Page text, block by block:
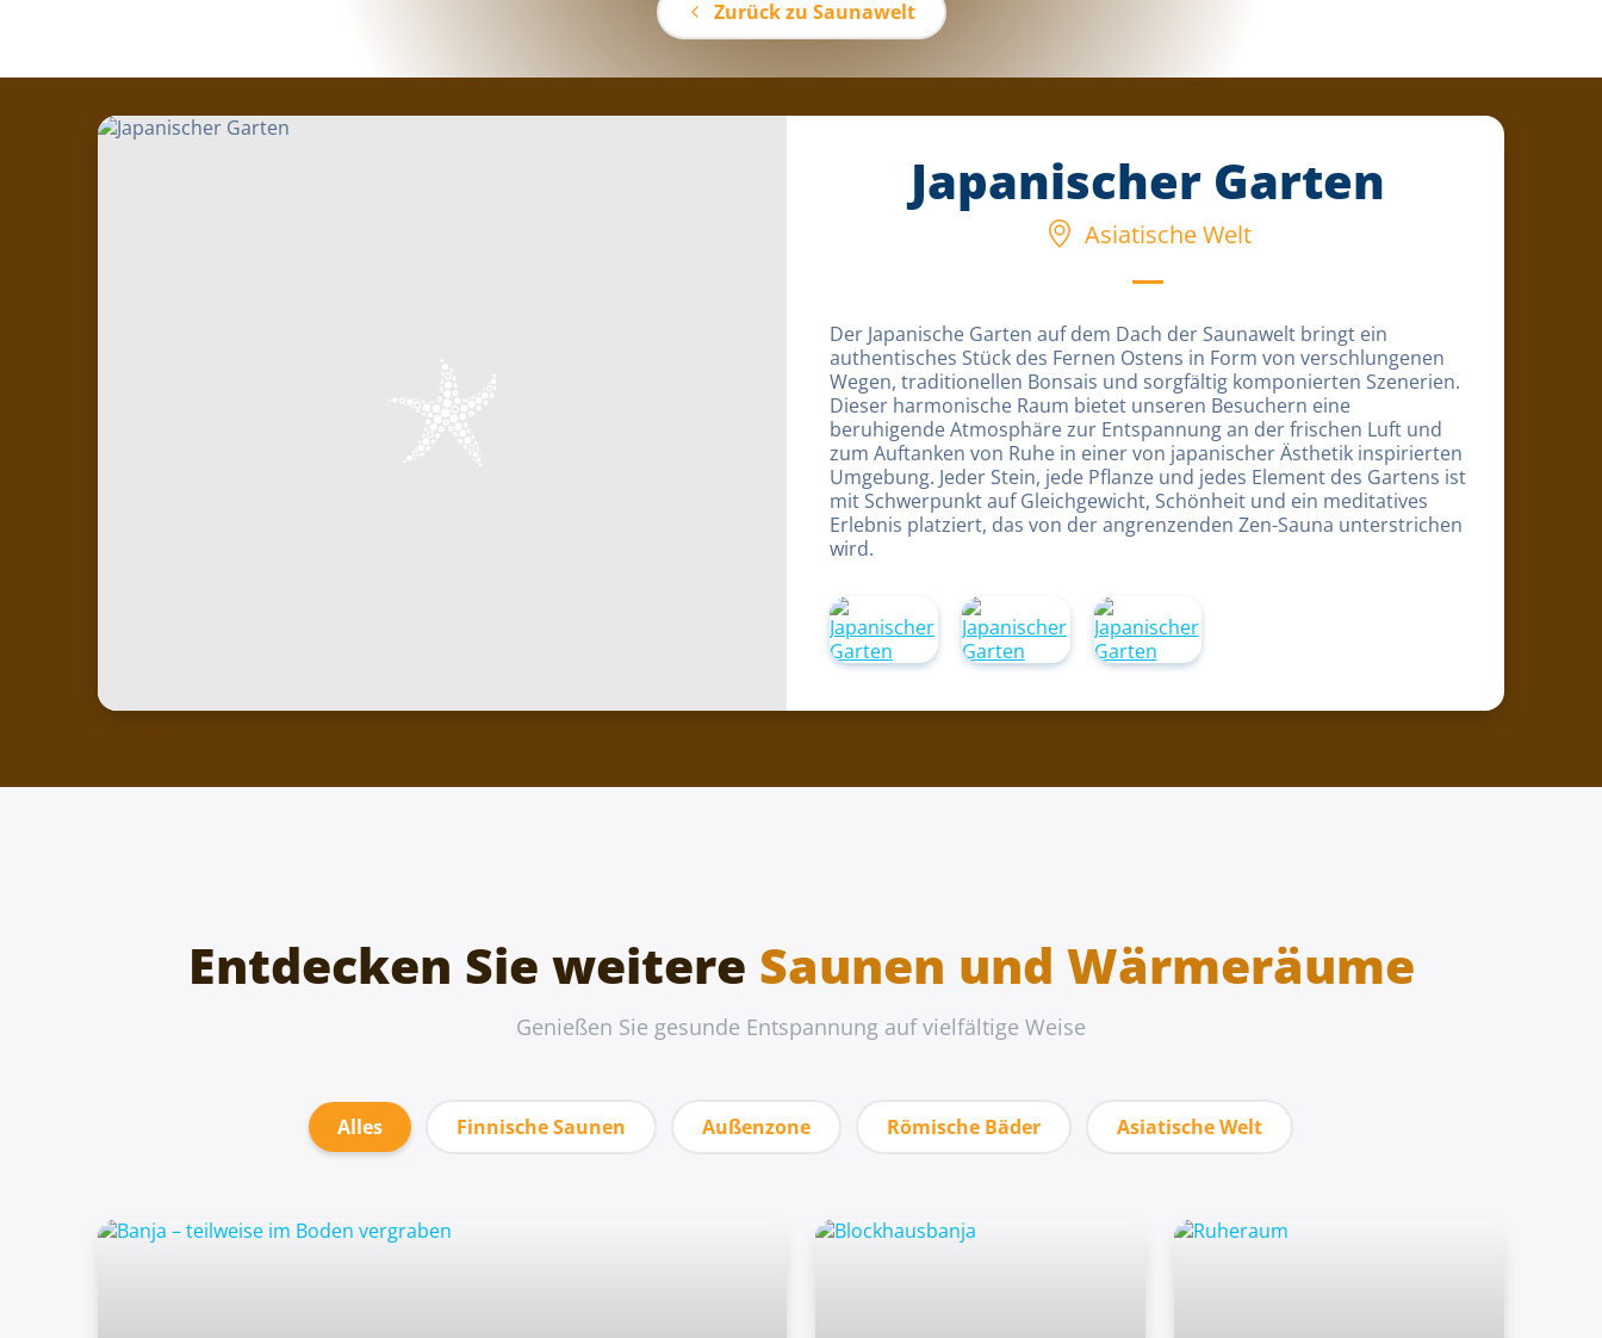
Zurück zu Saunawelt
Japanischer Garten
Asiatische Welt
Der Japanische Garten auf dem Dach der Saunawelt bringt ein
authentisches Stück des Fernen Ostens in Form von verschlungenen
Wegen, traditionellen Bonsais und sorgfältig komponierten Szenerien.
Dieser harmonische Raum bietet unseren Besuchern eine
beruhigende Atmosphäre zur Entspannung an der frischen Luft und
zum Auftanken von Ruhe in einer von japanischer Ästhetik inspirierten
Umgebung. Jeder Stein, jede Pflanze und jedes Element des Gartens ist
mit Schwerpunkt auf Gleichgewicht, Schönheit und ein meditatives
Erlebnis platziert, das von der angrenzenden Zen-Sauna unterstrichen
wird.
Entdecken Sie weitere Saunen und Wärmeräume
Genießen Sie gesunde Entspannung auf vielfältige Weise
Alles Finnische Saunen Außenzone Römische Bäder Asiatische Welt